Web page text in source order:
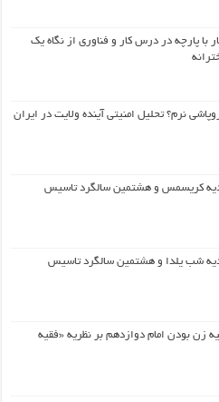
پارچه در درس کار و فناوری از نگاه یک
نرم؟ تحلیل امنیتی آینده ولایت در ایران
کریسمس و هشتمین سالگرد تاسیس
شب یلدا و هشتمین سالگرد تاسیس
زن بودن امام دوازدهم بر نظریه «فقیه